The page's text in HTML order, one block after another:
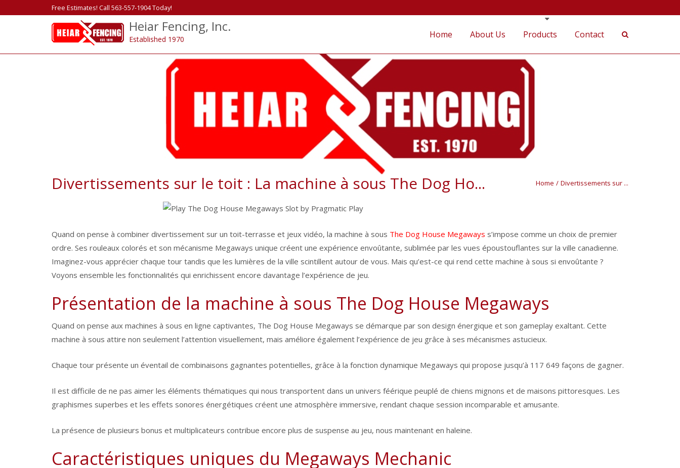
Free Estimates! Call 563-557-1904 Today!
Heiar Fencing, Inc.
Established 1970 Home About Us Products Contact
Divertissements sur le toit : La machine à sous The Dog Ho... Home / Divertissements sur ...
Quand on pense à combiner divertissement sur un toit-terrasse et jeux vidéo, la machine à sous The Dog House Megaways s’impose comme un choix de premier
ordre. Ses rouleaux colorés et son mécanisme Megaways unique créent une expérience envoûtante, sublimée par les vues époustouflantes sur la ville canadienne.
Imaginez-vous apprécier chaque tour tandis que les lumières de la ville scintillent autour de vous. Mais qu’est-ce qui rend cette machine à sous si envoûtante ?
Voyons ensemble les fonctionnalités qui enrichissent encore davantage l’expérience de jeu.
Présentation de la machine à sous The Dog House Megaways
Quand on pense aux machines à sous en ligne captivantes, The Dog House Megaways se démarque par son design énergique et son gameplay exaltant. Cette
machine à sous attire non seulement l’attention visuellement, mais améliore également l’expérience de jeu grâce à ses mécanismes astucieux.
Chaque tour présente un éventail de combinaisons gagnantes potentielles, grâce à la fonction dynamique Megaways qui propose jusqu’à 117 649 façons de gagner.
Il est difficile de ne pas aimer les éléments thématiques qui nous transportent dans un univers féérique peuplé de chiens mignons et de maisons pittoresques. Les
graphismes superbes et les effets sonores énergétiques créent une atmosphère immersive, rendant chaque session incomparable et amusante.
La présence de plusieurs bonus et multiplicateurs contribue encore plus de suspense au jeu, nous maintenant en haleine.
Caractéristiques uniques du Megaways Mechanic